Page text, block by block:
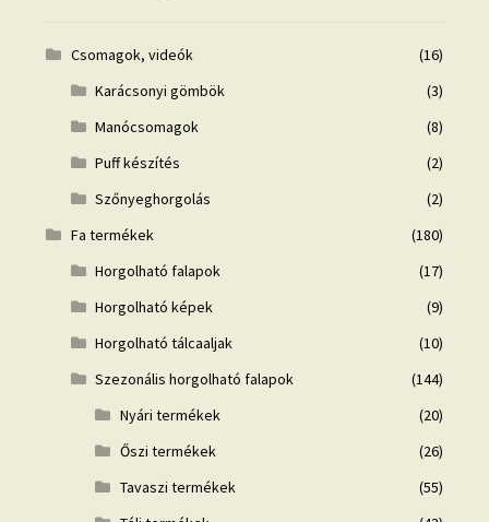
Csomagok, videók
(16)
Karácsonyi gömbök
(3)
Manócsomagok
(8)
Puff készítés
(2)
Szőnyeghorgolás
(2)
Fa termékek
(180)
Horgolható falapok
(17)
Horgolható képek
(9)
Horgolható tálcaaljak
(10)
Szezonális horgolható falapok
(144)
Nyári termékek
(20)
Őszi termékek
(26)
Tavaszi termékek
(55)